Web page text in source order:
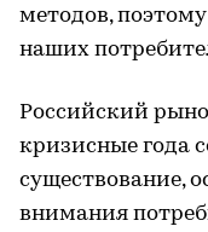
методов,
наших
Российский
кризисные года
существование,
внимания